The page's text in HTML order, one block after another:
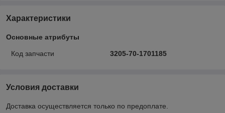
Характеристики
Основные атрибуты
Код запчасти 3205-70-1701185
Условия доставки
Доставка осуществляется только по предоплате.